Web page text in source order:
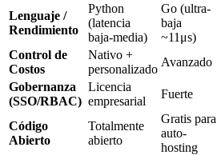
Lenguaje /
Rendimiento
Python
(latencia
baja-media)
Go (ultra-
baja
~11μs)
Control de
Costos
Nativo +
personalizado
Avanzado
Gobernanza
(SSO/RBAC)
Licencia
empresarial
Fuerte
Código
Abierto
Totalmente
abierto
Gratis para
auto-
hosting